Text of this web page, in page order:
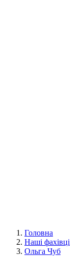
Головна
Наші фахівці
Ольга Чуб